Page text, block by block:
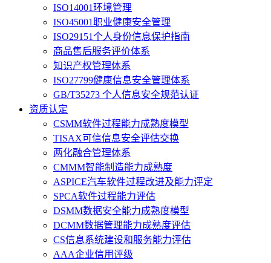
ISO14001环境管理
ISO45001职业健康安全管理
ISO29151个人身份信息保护指南
商品售后服务评价体系
知识产权管理体系
ISO27799健康信息安全管理体系
GB/T35273 个人信息安全规范认证
资质认定
CSMM软件过程能力成熟度模型
TISAX可信信息安全评估交换
两化融合管理体系
CMMM智能制造能力成熟度
ASPICE汽车软件过程改进及能力评定
SPCA软件过程能力评估
DSMM数据安全能力成熟度模型
DCMM数据管理能力成熟度评估
CS信息系统建设和服务能力评估
AAA企业信用评级